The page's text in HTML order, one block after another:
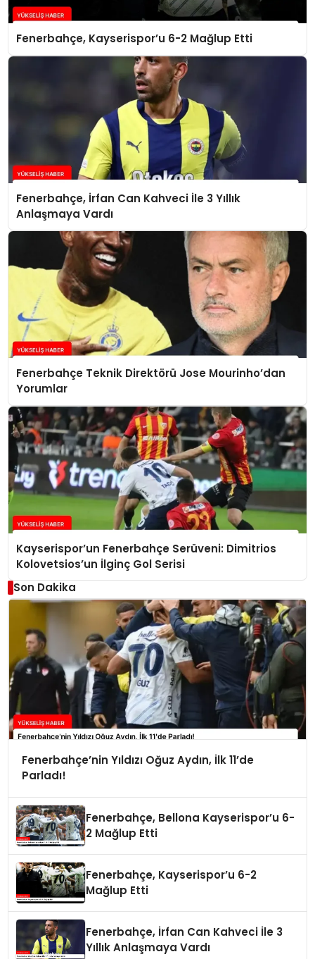
Fenerbahçe, Kayserispor’u 6-2 Mağlup Etti
Fenerbahçe, İrfan Can Kahveci İle 3 Yıllık
Anlaşmaya Vardı
Fenerbahçe Teknik Direktörü Jose Mourinho’dan
Yorumlar
Kayserispor’un Fenerbahçe Serüveni: Dimitrios
Kolovetsios’un İlginç Gol Serisi
Son Dakika
Fenerbahçe’nin Yıldızı Oğuz Aydın, İlk 11’de
Parladı!
Fenerbahçe, Bellona Kayserispor’u 6-
2 Mağlup Etti
Fenerbahçe, Kayserispor’u 6-2
Mağlup Etti
Fenerbahçe, İrfan Can Kahveci İle 3
Yıllık Anlaşmaya Vardı